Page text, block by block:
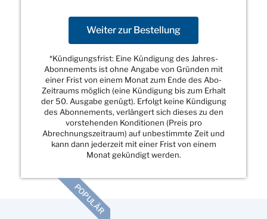
Weiter zur Bestellung
*Kündigungsfrist: Eine Kündigung des Jahres-
Abonnements ist ohne Angabe von Gründen mit
einer Frist von einem Monat zum Ende des Abo-
Zeitraums möglich (eine Kündigung bis zum Erhalt
der 50. Ausgabe genügt). Erfolgt keine Kündigung
des Abonnements, verlängert sich dieses zu den
vorstehenden Konditionen (Preis pro
Abrechnungszeitraum) auf unbestimmte Zeit und
kann dann jederzeit mit einer Frist von einem
Monat gekündigt werden.
POPULÄR